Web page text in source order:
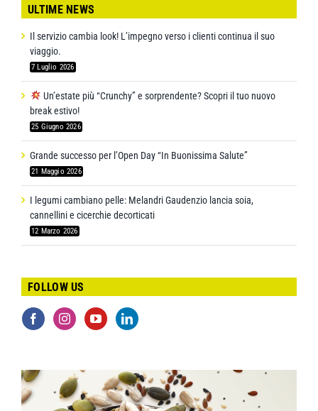
ULTIME NEWS
Il servizio cambia look! L’impegno verso i clienti continua il suo
viaggio.
7 Luglio 2026
Un’estate più “Crunchy” e sorprendente? Scopri il tuo nuovo
break estivo!
25 Giugno 2026
Grande successo per l’Open Day “In Buonissima Salute”
21 Maggio 2026
I legumi cambiano pelle: Melandri Gaudenzio lancia soia,
cannellini e cicerchie decorticati
12 Marzo 2026
FOLLOW US